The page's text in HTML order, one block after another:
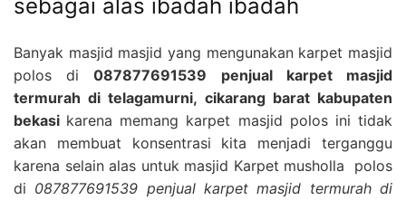
sebagai alas ibadah ibadah
Banyak masjid masjid yang mengunakan karpet masjid
polos di087877691539 penjual karpet masjid
termurah di telagamurni, cikarang barat kabupaten
bekasi karena memang karpet masjid polos ini tidak
akan membuat konsentrasi kita menjadi terganggu
karena selain alas untuk masjid Karpet musholla polos
di 087877691539 penjual karpet masjid termurah di